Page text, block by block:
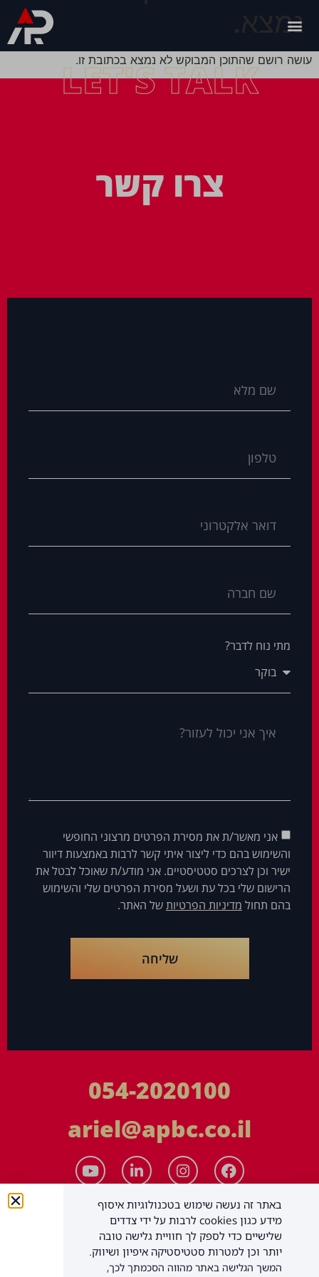
נמצא.
עושה רושם שהתוכן המבוקש לא נמצא בכתובת זו.
LET'S TALK
צרו קשר
מתי נוח לדבר?
אני מאשר/ת את מסירת הפרטים מרצוני החופשי
והשימוש בהם כדי ליצור איתי קשר לרבות באמצעות דיוור
ישיר וכן לצרכים סטטיסטיים. אני מודע/ת שאוכל לבטל את
הרישום שלי בכל עת ושעל מסירת הפרטים שלי והשימוש
בהם תחול מדיניות הפרטיותשל האתר.
שליחה
054-2020100
ariel@apbc.co.il
באתר זה נעשה שימוש בטכנולוגיות איסוף
מידע כגון cookies לרבות על ידי צדדים
שלישיים כדי לספק לך חוויית גלישה טובה
יותר וכן למטרות סטטיסטיקה איפיון ושיווק.
המשך הגלישה באתר מהווה הסכמתך לכך,